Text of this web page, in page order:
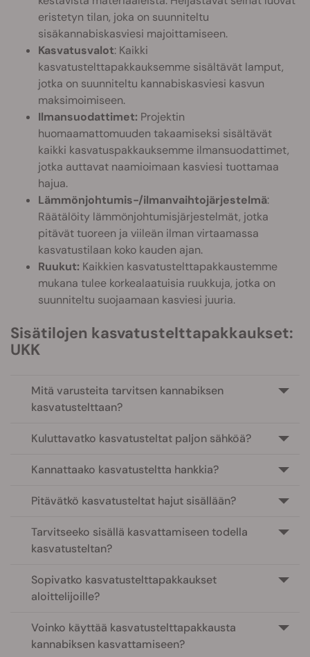
eristetyn tilan, joka on suunniteltu
sisäkannabiskasviesi majoittamiseen.
Kasvatusvalot: Kaikki
kasvatustelttapakkauksemme sisältävät lamput,
jotka on suunniteltu kannabiskasviesi kasvun
maksimoimiseen.
Ilmansuodattimet: Projektin
huomaamattomuuden takaamiseksi sisältävät
kaikki kasvatuspakkauksemme ilmansuodattimet,
jotka auttavat naamioimaan kasviesi tuottamaa
hajua.
Lämmönjohtumis-/ilmanvaihtojärjestelmä:
Räätälöity lämmönjohtumisjärjestelmät, jotka
pitävät tuoreen ja viileän ilman virtaamassa
kasvatustilaan koko kauden ajan.
Ruukut: Kaikkien kasvatustelttapakkaustemme
mukana tulee korkealaatuisia ruukkuja, jotka on
suunniteltu suojaamaan kasviesi juuria.
Sisätilojen kasvatustelttapakkaukset:
UKK
Mitä varusteita tarvitsen kannabiksen
kasvatustelttaan?
Kuluttavatko kasvatusteltat paljon sähköä?
Kannattaako kasvatusteltta hankkia?
Pitävätkö kasvatusteltat hajut sisällään?
Tarvitseeko sisällä kasvattamiseen todella
kasvatusteltan?
Sopivatko kasvatustelttapakkaukset
aloittelijoille?
Voinko käyttää kasvatustelttapakkausta
kannabiksen kasvattamiseen?